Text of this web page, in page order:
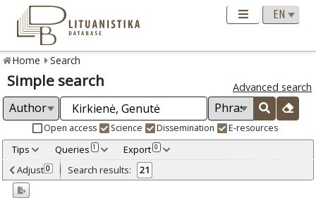
Home Search
Simple search Advanced search
Open access Science Dissemination E-resources
Tips Queries 1 Export 0
Adjusted by criteria 0
Year
Adjust 0 Search results: 21